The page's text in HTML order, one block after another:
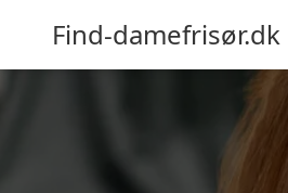
Find-damefrisør.dk